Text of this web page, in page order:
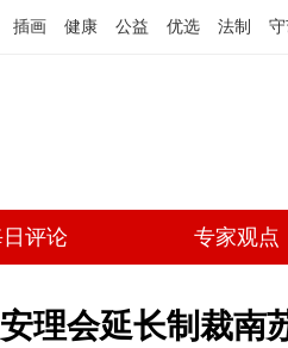
插画 健康 公益 优选 法制
评论 专家观点
安理会延长制裁南